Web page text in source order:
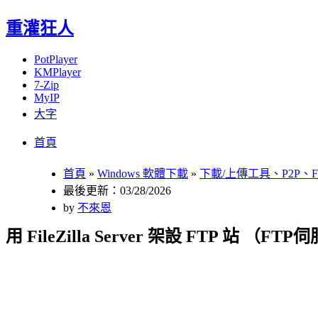
重灌狂人
PotPlayer
KMPlayer
7-Zip
MyIP
大字
首頁
首頁 » Windows 軟體下載 » 下載/上傳工具、P2P、
最後更新：03/28/2026
by 不來恩
用 FileZilla Server 架設 FTP 站 （FTP伺